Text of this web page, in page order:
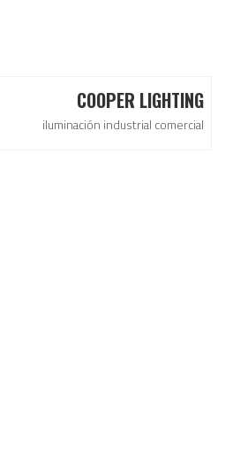
COOPER LIGHTING
iluminación industrial comercial